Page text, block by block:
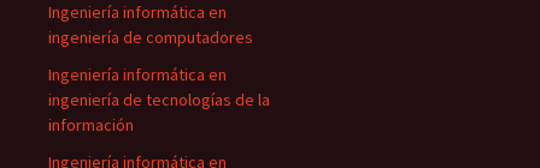
Ingeniería informática en
ingeniería de computadores
Ingeniería informática en
ingeniería de tecnologías de la
información
Ingeniería informática en